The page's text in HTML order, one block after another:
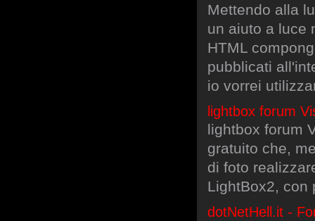
Mettendo alla
un aiuto a luce
HTML
pubblicati
io vorrei
lightbox forum
lightbox forum
gratuito che,
di foto
LightBox2, con
dotNetHell.it -